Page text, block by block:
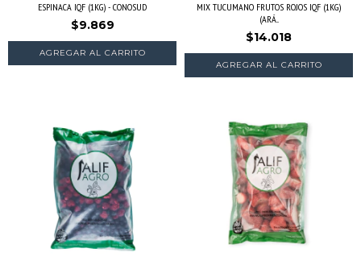
ESPINACA IQF (1KG) - CONOSUD
$9.869
MIX TUCUMANO FRUTOS ROJOS IQF (1KG)
(ARÁ...
$14.018